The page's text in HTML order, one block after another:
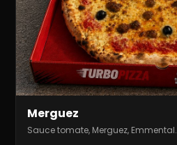
Merguez
Sauce tomate, Merguez, Emmental.